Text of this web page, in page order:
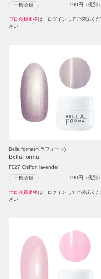
一般会員 590円（税別）
プロ会員価格は、ログインしてご確認くだ
さい
Bella forma(ベラフォーマ)
BellaForma
F027 Chiffon lavender
一般会員 590円（税別）
プロ会員価格は、ログインしてご確認くだ
さい